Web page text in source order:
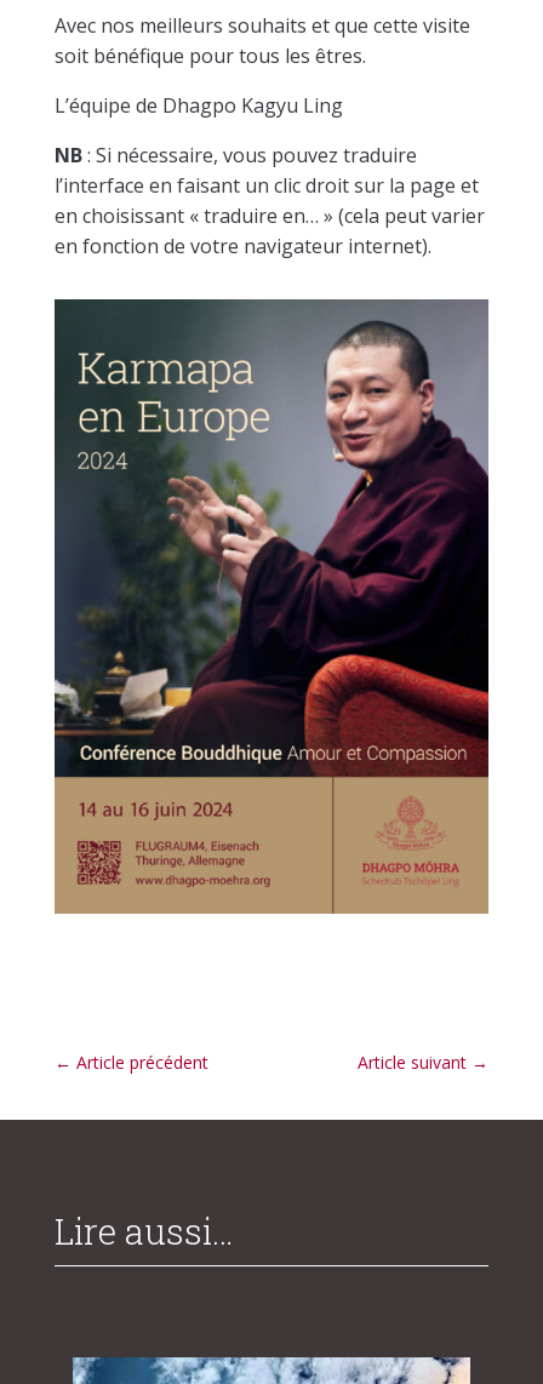
Avec nos meilleurs souhaits et que cette visite
soit bénéfique pour tous les êtres.
L’équipe de Dhagpo Kagyu Ling
NB: Si nécessaire, vous pouvez traduire
l’interface en faisant un clic droit sur la page et
en choisissant « traduire en… » (cela peut varier
en fonction de votre navigateur internet).
← Article précédent Article suivant →
Lire aussi…